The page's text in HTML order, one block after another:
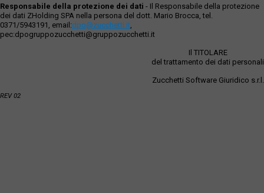
Responsabile della protezione dei dati - Il Responsabile della protezione
dei dati ZHolding SPA nella persona del dott. Mario Brocca, tel.
0371/5943191, email:dpo@zucchetti.it,
pec:dpogruppozucchetti@gruppozucchetti.it
Il TITOLARE
del trattamento dei dati personali
Zucchetti Software Giuridico s.r.l.
REV 02